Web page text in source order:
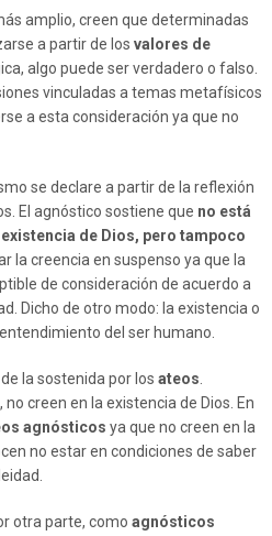
amplio, creen que determinadas
a partir de los valores de
algo puede ser verdadero o falso.
vinculadas a temas metafísicos
a esta consideración ya que no
se declare a partir de la reflexión
El agnóstico sostiene que no está
de Dios, pero tampoco
la creencia en suspenso ya que la
de consideración de acuerdo a
Dicho de otro modo: la existencia o
del ser humano.
la sostenida por los ateos
, no creen en la existencia de Dios. En
agnósticos ya que no creen en la
no estar en condiciones de saber
otra parte, como agnósticos